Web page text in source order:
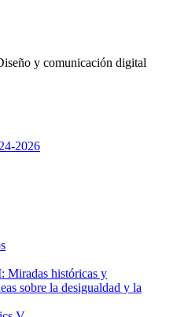
y comunicación digital
2026
Miradas históricas y
sobre la desigualdad y la